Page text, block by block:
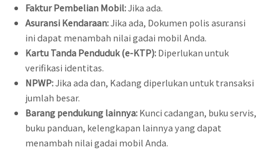
Faktur Pembelian Mobil:Jika ada.
Asuransi Kendaraan:Jika ada, Dokumen polis asuransi
ini dapat menambah nilai gadai mobil Anda.
Kartu Tanda Penduduk (e-KTP):Diperlukan untuk
verifikasi identitas.
NPWP:Jika ada dan, Kadang diperlukan untuk transaksi
jumlah besar.
Barang pendukung lainnya:Kunci cadangan, buku servis,
buku panduan, kelengkapan lainnya yang dapat
menambah nilai gadai mobil Anda.